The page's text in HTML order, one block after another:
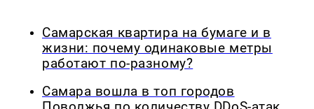
Самарская квартира на бумаге и в
жизни: почему одинаковые метры
работают по-разному?
Самара вошла в топ городов